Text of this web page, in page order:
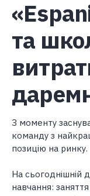
та
З моменту
команду з
позицію на ринку.
На сьогоднішній
навчання: